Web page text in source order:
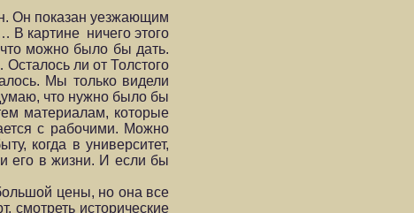
Он показан уезжающим
В картине ничего этого
можно было бы дать.
ли от Толстого
Мы только видели
что нужно было бы
материалам, которые
с рабочими. Можно
когда в университет,
его в жизни. И если бы
цены, но она все
исторические